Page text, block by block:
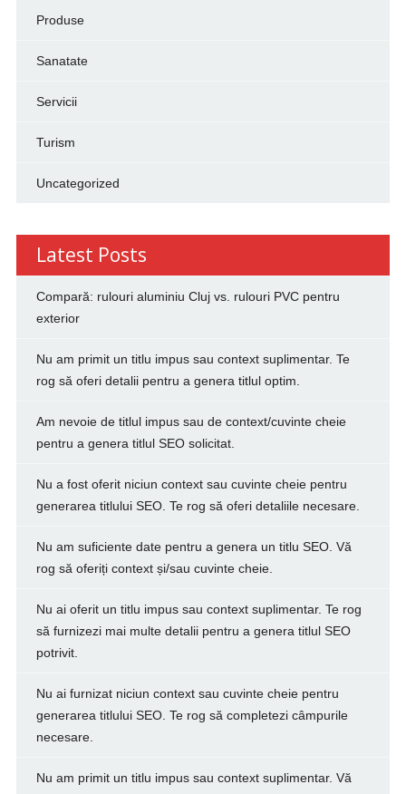
Produse
Sanatate
Servicii
Turism
Uncategorized
Latest Posts
Compară: rulouri aluminiu Cluj vs. rulouri PVC pentru
exterior
Nu am primit un titlu impus sau context suplimentar. Te
rog să oferi detalii pentru a genera titlul optim.
Am nevoie de titlul impus sau de context/cuvinte cheie
pentru a genera titlul SEO solicitat.
Nu a fost oferit niciun context sau cuvinte cheie pentru
generarea titlului SEO. Te rog să oferi detaliile necesare.
Nu am suficiente date pentru a genera un titlu SEO. Vă
rog să oferiți context și/sau cuvinte cheie.
Nu ai oferit un titlu impus sau context suplimentar. Te rog
să furnizezi mai multe detalii pentru a genera titlul SEO
potrivit.
Nu ai furnizat niciun context sau cuvinte cheie pentru
generarea titlului SEO. Te rog să completezi câmpurile
necesare.
Nu am primit un titlu impus sau context suplimentar. Vă